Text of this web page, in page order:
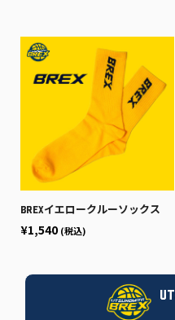
BREXイエロークルーソックス
¥1,540 (税込)